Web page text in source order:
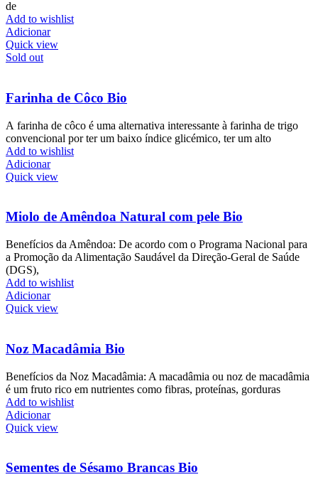
de
Add to wishlist
Adicionar
Quick view
Sold out
Farinha de Côco Bio
A farinha de côco é uma alternativa interessante à farinha de trigo
convencional por ter um baixo índice glicémico, ter um alto
Add to wishlist
Adicionar
Quick view
Miolo de Amêndoa Natural com pele Bio
Benefícios da Amêndoa: De acordo com o Programa Nacional para
a Promoção da Alimentação Saudável da Direção-Geral de Saúde
(DGS),
Add to wishlist
Adicionar
Quick view
Noz Macadâmia Bio
Benefícios da Noz Macadâmia: A macadâmia ou noz de macadâmia
é um fruto rico em nutrientes como fibras, proteínas, gorduras
Add to wishlist
Adicionar
Quick view
Sementes de Sésamo Brancas Bio